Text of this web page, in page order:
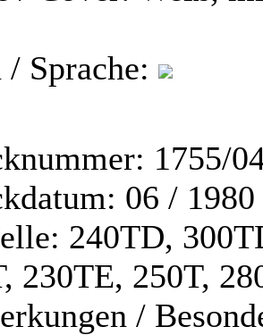
/ Sprache:
1755/
06 / 1980
240TD,
230TE, 250T,
/